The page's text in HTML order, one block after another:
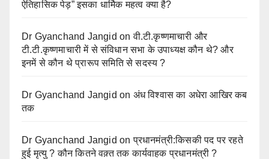
ऐतिहासिक पेड़” इसका धार्मिक महत्व क्या है?
Dr Gyanchand Jangid onवी.टी.कृष्णमाचारी और
टी.टी.कृष्णमाचारी में से संविधान सभा के उपाध्यक्ष कौन थे? और
इनमें से कौन थे प्रारूप समिति से सदस्य ?
Dr Gyanchand Jangid on अंध विश्वास का अधेरा आखिर कब
तक
Dr Gyanchand Jangid onप्रधानमंत्री:किसकी पद पर रहते
हुई मृत्यु ? कौन कितने वक़्त तक कार्यवाहक प्रधानमंत्री ?